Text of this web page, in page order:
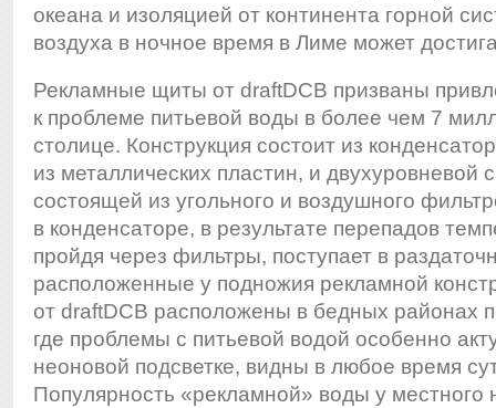
океана и изоляцией от континента горной
воздуха в ночное время в Лиме может
Рекламные щиты от draftDCB призваны
к проблеме питьевой воды в более чем 7
столице. Конструкция состоит из
из металлических пластин, и двухуровневой
состоящей из угольного и воздушного
в конденсаторе, в результате перепадов
пройдя через фильтры, поступает в
расположенные у подножия рекламной
от draftDCB расположены в бедных районах
где проблемы с питьевой водой особенно
неоновой подсветке, видны в любое время
Популярность «рекламной» воды у местного